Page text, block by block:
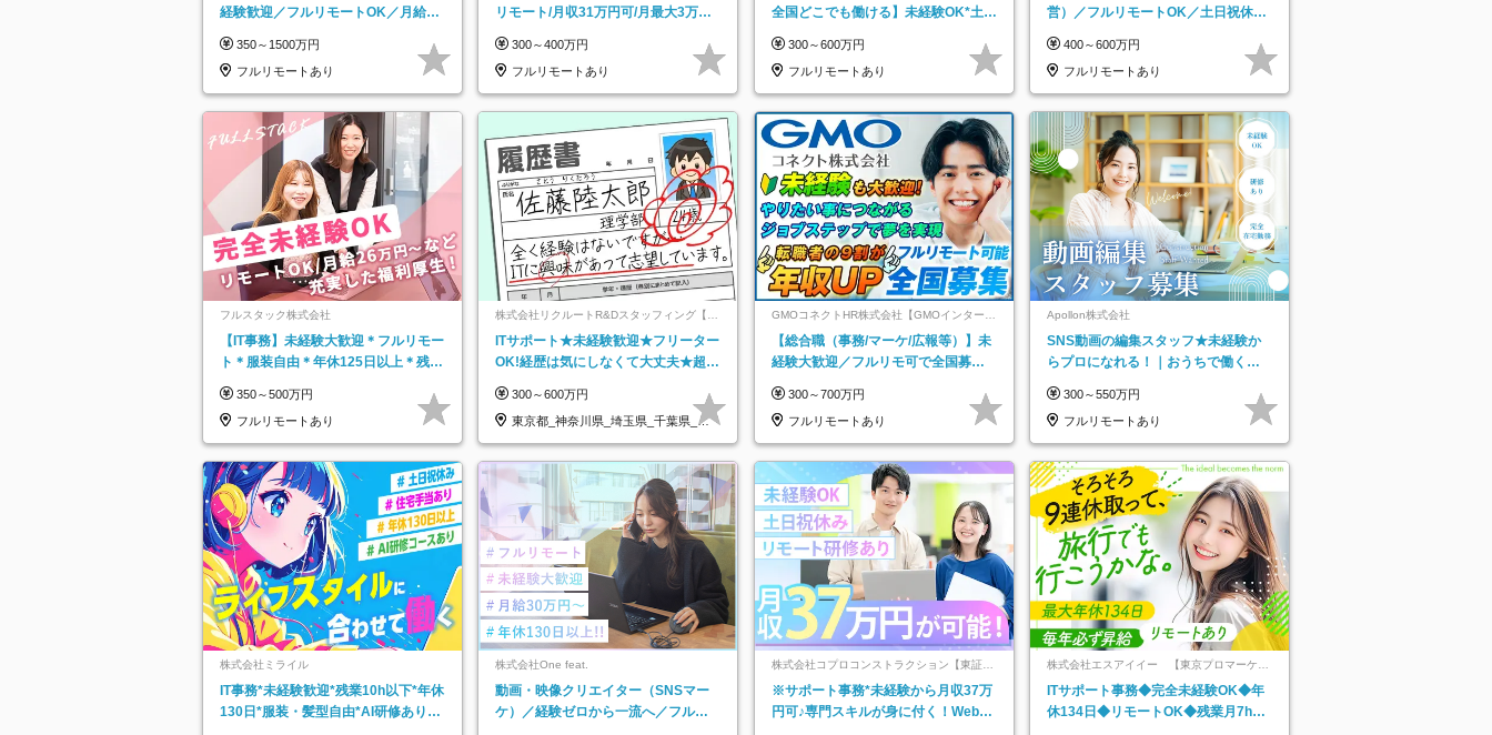
経験歓迎／フルリモートOK／月給32
350～1500万円
フルリモートあり
リモート/月収31万円可/月最大3万の
300～400万円
フルリモートあり
全国どこでも働ける】未経験OK*土日
300～600万円
フルリモートあり
営）／フルリモートOK／土日祝休み
400～600万円
フルリモートあり
フルスタック株式会社
【IT事務】未経験大歓迎＊フルリモー
ト＊服装自由＊年休125日以上＊残業
350～500万円
フルリモートあり
株式会社リクルートR&Dスタッフィング【リ
クルートグループ】
ITサポート★未経験歓迎★フリーター
OK!経歴は気にしなくて大丈夫★超大
300～600万円
東京都_神奈川県_埼玉県_千葉県_大
阪府…
GMOコネクトHR株式会社【GMOインターネ
ットグループ】
【総合職（事務/マーケ/広報等）】未
経験大歓迎／フルリモ可で全国募
★
300～700万円
フルリモートあり
Apollon株式会社
SNS動画の編集スタッフ★未経験か
らプロになれる！｜おうちで働くフ
300～550万円
フルリモートあり
株式会社ミライル
IT事務*未経験歓迎*残業10h以下*年休
130日*服装・髪型自由*AI研修あり*
株式会社One feat.
動画・映像クリエイター（SNSマー
ケ）／経験ゼロから一流へ／フルリ
株式会社コプロコンストラクション【東証プ
ライム上場コプロ・ホールディングス子会
社】
※サポート事務*未経験から月収37万
円可♪専門スキルが身に付く！Web面
株式会社エスアイイー 【東京プロマーケッ
ITサポート事務◆完全未経験OK◆年
休134日◆リモートOK◆残業月7h以